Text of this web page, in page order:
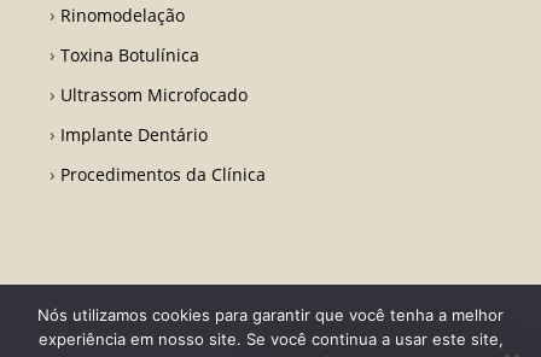
Rinomodelação
Toxina Botulínica
Ultrassom Microfocado
Implante Dentário
Procedimentos da Clínica
Todos os direitos reservados - Dr. Fabio Ricardo Barros | CRO RJ 31728-
Nós utilizamos cookies para garantir que você tenha a melhor
experiência em nosso site. Se você continua a usar este site,